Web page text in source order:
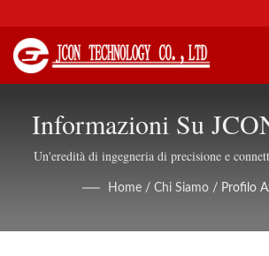
Informazioni Su
Nel Settore
Connettori
Un'eredità di ingegneria di precisione e
Home / Chi Siamo / Profilo